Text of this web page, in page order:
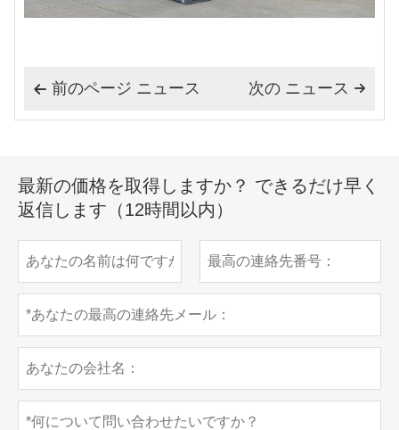
 前のページ ニュース 
次の ニュース
最新の価格を取得しますか？ できるだけ早く
返信します（12時間以内）